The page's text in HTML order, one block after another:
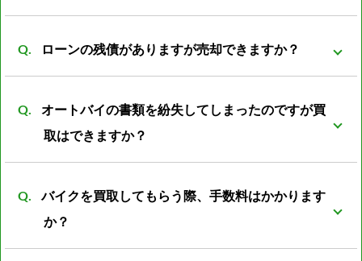
言われています。 事故車を所有していても利用価値は
なく、処分する際には必ず廃車費用がかかります。 バ
たりと扱える会社が少ない為、売却が難しいとされて
います。 しかし弊社は経験豊富な査定員がいる為、安
心してご売却頂けるかと思います。
ローンの残債がありますが売却できますか？
たあとの残金をお振込みとさせて頂きます。
オートバイの書類を紛失してしまったのですが買
取はできますか？
済の書類の紛失の場合は再発行の際に廃車した際の日
時、ナンバープレートの番号、住所、名義人のお名前
が必須となります。 上記の4点がわからない場合廃車
バイクを買取してもらう際、手数料はかかります
か？